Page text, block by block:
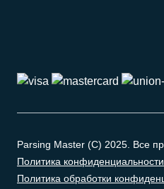
Parsing Master (C) 2025. Все
Политика конфиденциальности
Политика обработки